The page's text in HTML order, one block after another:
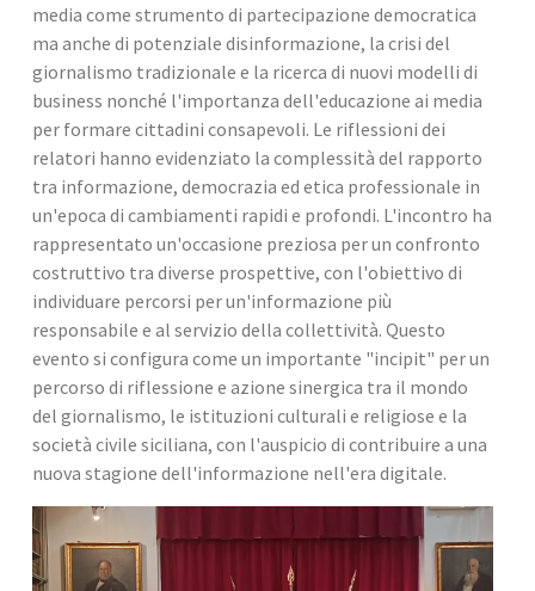
media come strumento di partecipazione democratica
ma anche di potenziale disinformazione, la crisi del
giornalismo tradizionale e la ricerca di nuovi modelli di
business nonché l'importanza dell'educazione ai media
per formare cittadini consapevoli. Le riflessioni dei
relatori hanno evidenziato la complessità del rapporto
tra informazione, democrazia ed etica professionale in
un'epoca di cambiamenti rapidi e profondi. L'incontro ha
rappresentato un'occasione preziosa per un confronto
costruttivo tra diverse prospettive, con l'obiettivo di
individuare percorsi per un'informazione più
responsabile e al servizio della collettività. Questo
evento si configura come un importante "incipit" per un
percorso di riflessione e azione sinergica tra il mondo
del giornalismo, le istituzioni culturali e religiose e la
società civile siciliana, con l'auspicio di contribuire a una
nuova stagione dell'informazione nell'era digitale.